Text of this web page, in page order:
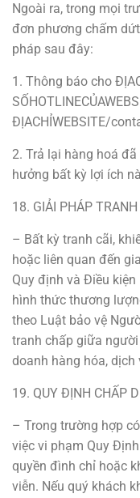
Ngoài ra, trong mọi
đơn phương chấm
pháp sau đây:
1. Thông báo cho
ĐỊACHỈWEBSITE/
2. Trả lại hàng hoá
hưởng bất kỳ lợi ích
18. GIẢI PHÁP
– Bất kỳ tranh cãi,
hoặc liên quan đến
Quy định và Điều
hình thức thương
theo Luật bảo vệ
tranh chấp giữa
doanh hàng hóa, dịch
19. QUY ĐỊNH CHẤP
– Trong trường hợp
việc vi phạm Quy
quyền đình chỉ hoặc
viễn. Nếu quý khách